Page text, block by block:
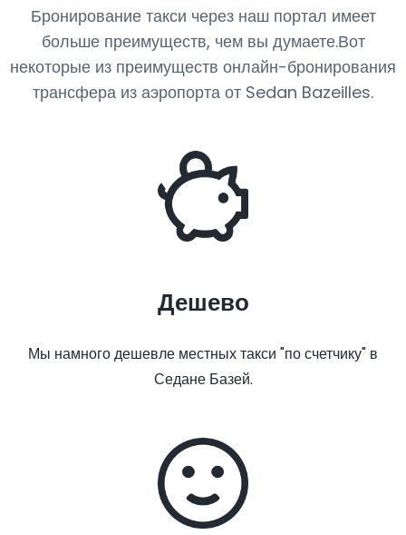
Бронирование такси через наш портал имеет
больше преимуществ, чем вы думаете.Вот
некоторые из преимуществ онлайн-бронирования
трансфера из аэропорта от Sedan Bazeilles.
Дешево
Мы намного дешевле местных такси "по счетчику" в
Седане Базей.